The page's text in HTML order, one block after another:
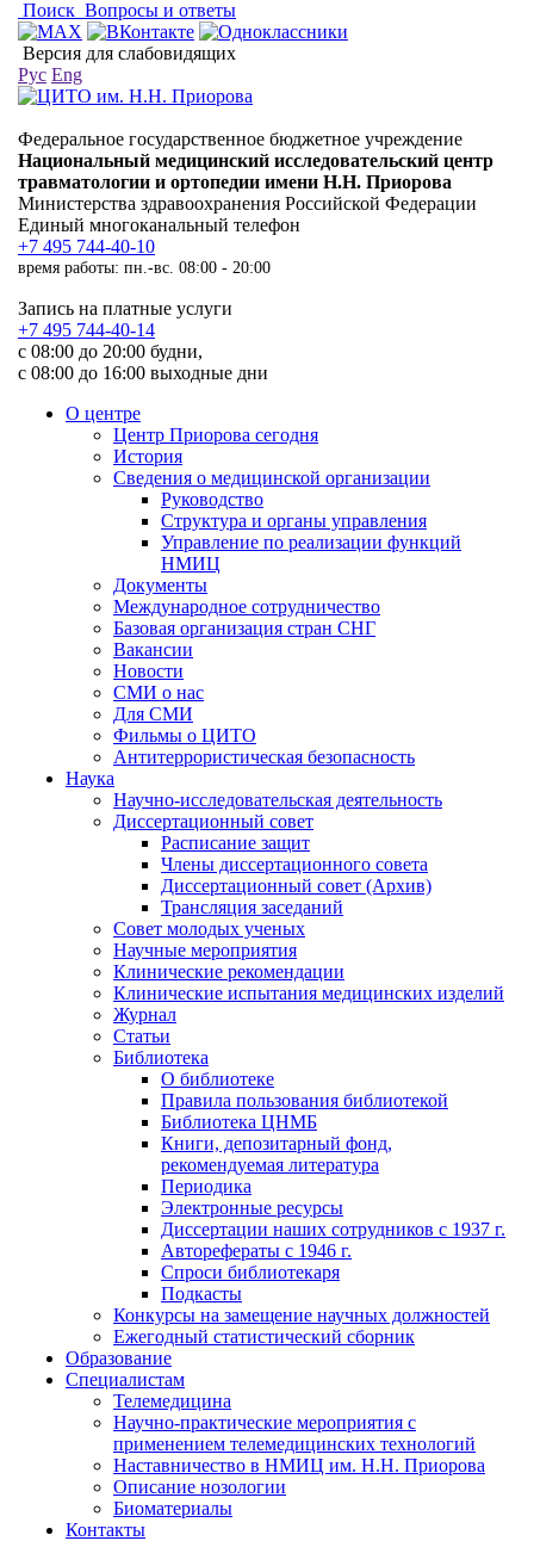
Поиск Вопросы и ответы
Версия для слабовидящих
Рус Eng
Федеральное государственное бюджетное учреждение
Национальный медицинский исследовательский центр
травматологии и ортопедии имени Н.Н. Приорова
Министерства здравоохранения Российской Федерации
Единый многоканальный телефон
+7 495 744-40-10
время работы: пн.-вс. 08:00 - 20:00
Запись на платные услуги
+7 495 744-40-14
с 08:00 до 20:00 будни,
с 08:00 до 16:00 выходные дни
О центре
Центр Приорова сегодня
История
Сведения о медицинской организации
Руководство
Структура и органы управления
Управление по реализации функций
НМИЦ
Документы
Международное сотрудничество
Базовая организация стран СНГ
Вакансии
Новости
СМИ о нас
Для СМИ
Фильмы о ЦИТО
Антитеррористическая безопасность
Наука
Научно-исследовательская деятельность
Диссертационный совет
Расписание защит
Члены диссертационного совета
Диссертационный совет (Архив)
Трансляция заседаний
Совет молодых ученых
Научные мероприятия
Клинические рекомендации
Клинические испытания медицинских изделий
Журнал
Статьи
Библиотека
О библиотеке
Правила пользования библиотекой
Библиотека ЦНМБ
Книги, депозитарный фонд,
рекомендуемая литература
Периодика
Электронные ресурсы
Диссертации наших сотрудников с 1937 г.
Авторефераты с 1946 г.
Спроси библиотекаря
Подкасты
Конкурсы на замещение научных должностей
Ежегодный статистический сборник
Образование
Специалистам
Телемедицина
Научно-практические мероприятия с
применением телемедицинских технологий
Наставничество в НМИЦ им. Н.Н. Приорова
Описание нозологии
Биоматериалы
Контакты